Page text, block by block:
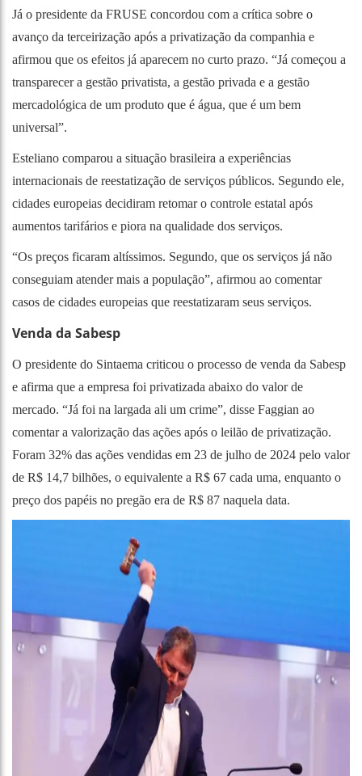
Já o presidente da FRUSE concordou com a crítica sobre o
avanço da terceirização após a privatização da companhia e
afirmou que os efeitos já aparecem no curto prazo. “Já começou a
transparecer a gestão privatista, a gestão privada e a gestão
mercadológica de um produto que é água, que é um bem
universal”.
Esteliano comparou a situação brasileira a experiências
internacionais de reestatização de serviços públicos. Segundo ele,
cidades europeias decidiram retomar o controle estatal após
aumentos tarifários e piora na qualidade dos serviços.
“Os preços ficaram altíssimos. Segundo, que os serviços já não
conseguiam atender mais a população”, afirmou ao comentar
casos de cidades europeias que reestatizaram seus serviços.
Venda da Sabesp
O presidente do Sintaema criticou o processo de venda da Sabesp
e afirma que a empresa foi privatizada abaixo do valor de
mercado. “Já foi na largada ali um crime”, disse Faggian ao
comentar a valorização das ações após o leilão de privatização.
Foram 32% das ações vendidas em 23 de julho de 2024 pelo valor
de R$ 14,7 bilhões, o equivalente a R$ 67 cada uma, enquanto o
preço dos papéis no pregão era de R$ 87 naquela data.